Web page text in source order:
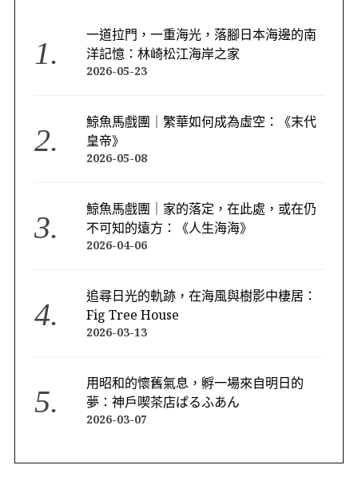
一道拉門，一重海光，落腳日本海邊的南
洋記憶：林崎松江海岸之家
2026-05-23
鯨魚馬戲團｜繁華如何成為虛空：《末代
皇帝》
2026-05-08
鯨魚馬戲團｜家的落定，在此處，或在仍
不可知的遠方：《人生海海》
2026-04-06
追尋日光的軌跡，在海風與樹影中棲居：
Fig Tree House
2026-03-13
用昭和的懷舊氣息，孵一場來自明日的
夢：神戶喫茶店ぱるふあん
2026-03-07